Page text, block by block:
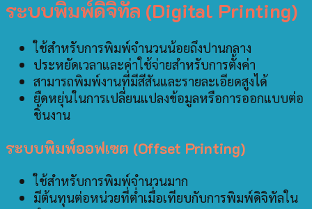
ระบบพิมพ์ดิจิทัล (Digital Printing)
ใช้สำหรับการพิมพ์จำนวนน้อยถึงปานกลาง
ประหยัดเวลาและค่าใช้จ่ายสำหรับการตั้งค่า
สามารถพิมพ์งานที่มีสีสันและรายละเอียดสูงได้
ยืดหยุ่นในการเปลี่ยนแปลงข้อมูลหรือการออกแบบต่อ
ชิ้นงาน
ระบบพิมพ์ออฟเซต (Offset Printing)
ใช้สำหรับการพิมพ์จำนวนมาก
มีต้นทุนต่อหน่วยที่ต่ำเมื่อเทียบกับการพิมพ์ดิจิทัลใน